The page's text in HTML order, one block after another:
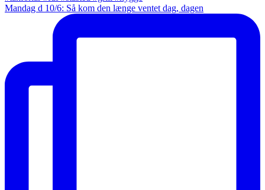
Mandag d 10/6: Så kom den længe ventet dag, dagen